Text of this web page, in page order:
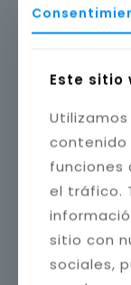
Este sitio
contenido
funciones
el tráfico.
sitio con
sociales,